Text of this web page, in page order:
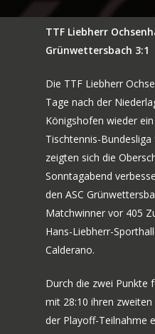
TTF Liebherr
Grünwettersbach 3:1
Die TTF Liebherr
Tage nach der
Königshofen wieder
Tischtennis-
zeigten sich die
Sonntagabend
den ASC
Matchwinner vor 405
Hans-Liebherr-
Calderano.
Durch die zwei Punkte
mit 28:10 ihren
der Playoff-Teilnahme